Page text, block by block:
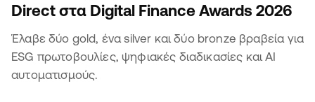
Direct στα Digital Finance Awards 2026
Έλαβε δύο gold, ένα silver και δύο bronze βραβεία για
ESG πρωτοβουλίες, ψηφιακές διαδικασίες και ΑΙ
αυτοματισμούς.